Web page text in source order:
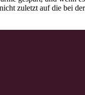
zuletzt auf die bei